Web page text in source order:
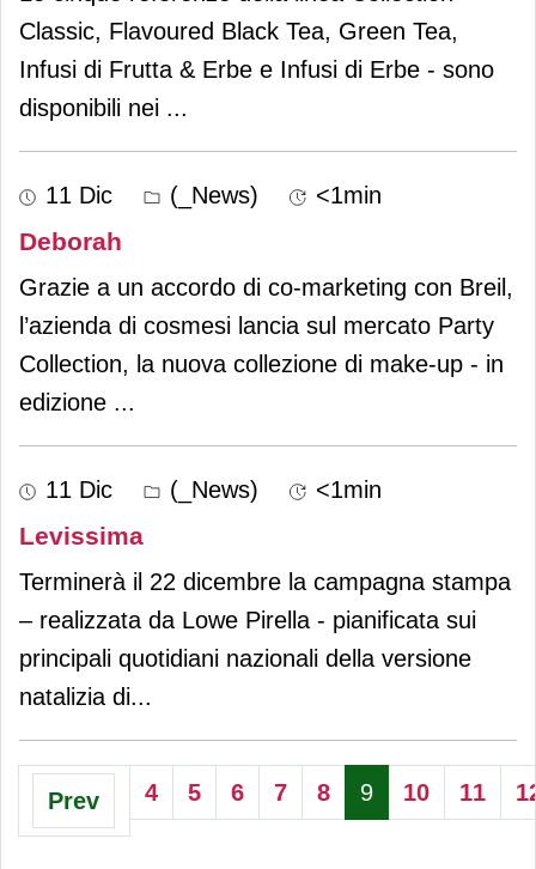
Classic, Flavoured Black Tea, Green Tea,
Infusi di Frutta & Erbe e Infusi di Erbe - sono
disponibili nei ...
11 Dic (_News) <1min
Deborah
Grazie a un accordo di co-marketing con Breil,
l’azienda di cosmesi lancia sul mercato Party
Collection, la nuova collezione di make-up - in
edizione ...
11 Dic (_News) <1min
Levissima
Terminerà il 22 dicembre la campagna stampa
– realizzata da Lowe Pirella - pianificata sui
principali quotidiani nazionali della versione
natalizia di...
Prev 4 5 6 7 8 9 10 11